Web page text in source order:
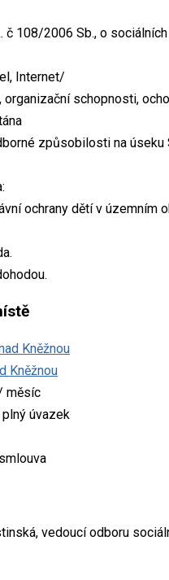
108/2006 Sb., o
Internet/
schopnosti,
způsobilosti na úseku
ochrany dětí v územním
Kněžnou
Kněžnou
měsíc
úvazek
vedoucí odboru